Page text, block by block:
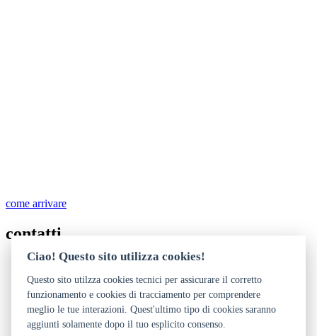
come arrivare
contatti
0461 985244
0461 985244
info@filarmonica-trento.it
http://www.filarmonica-trento.it
Dichiarazione di accessibilità
Ciao! Questo sito utilizza cookies!
Questo sito utilzza cookies tecnici per assicurare il corretto
funzionamento e cookies di tracciamento per comprendere
meglio le tue interazioni. Quest'ultimo tipo di cookies saranno
aggiunti solamente dopo il tuo esplicito consenso.